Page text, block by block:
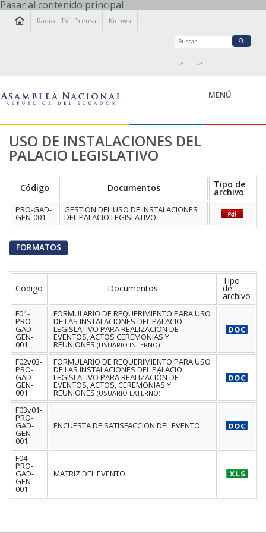
Pasar al contenido principal
Radio ·TV · Prensa Kichwa
A- A+
MENÚ
LA ASAMBLEA
LEGISLAMOS
FISCALIZAMOS
TRANSPARENCIA
PRENSA
RELACIONES INTERNACIONALES
USO DE INSTALACIONES DEL
PALACIO LEGISLATIVO
Código Documentos Tipo de
archivo
PRO-GAD-
GEN-001
GESTIÓN DEL USO DE INSTALACIONES
DEL PALACIO LEGISLATIVO
FORMATOS
Código Documentos
Tipo
de
archivo
F01-
PRO-
GAD-
GEN-
001
FORMULARIO DE REQUERIMIENTO PARA USO
DE LAS INSTALACIONES DEL PALACIO
LEGISLATIVO PARA REALIZACIÓN DE
EVENTOS, ACTOS CEREMONIAS Y
REUNIONES (USUARIO INTERNO)
F02v03-
PRO-
GAD-
GEN-
001
FORMULARIO DE REQUERIMIENTO PARA USO
DE LAS INSTALACIONES DEL PALACIO
LEGISLATIVO PARA REALIZACIÓN DE
EVENTOS, ACTOS, CEREMONIAS Y
REUNIONES (USUARIO EXTERNO)
F03v01-
PRO-
GAD-
GEN-
001
ENCUESTA DE SATISFACCIÓN DEL EVENTO
F04-
PRO-
GAD-
GEN-
001
MATRIZ DEL EVENTO